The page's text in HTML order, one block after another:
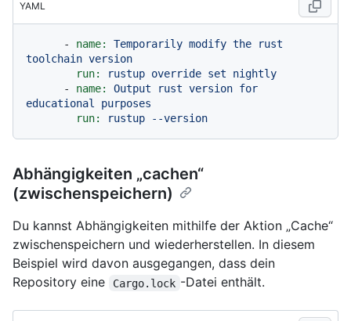
YAML
- name: Temporarily modify the
rust
toolchain version
run:
rustup override set
nightly
-
name: Output rust version for
educational
purposes
run:
rustup --version
Abhängigkeiten „cachen“
(zwischenspeichern)
Du kannst Abhängigkeiten mithilfe der Aktion „Cache“
zwischenspeichern und wiederherstellen. In diesem
Beispiel wird davon ausgegangen, dass dein
Repository eine
Cargo.lock -Datei enthält.